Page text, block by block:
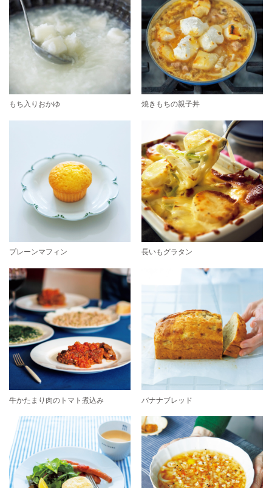
もち入りおかゆ 焼きもちの親子丼
プレーンマフィン 長いもグラタン
牛かたまり肉のトマト煮込み バナナブレッド